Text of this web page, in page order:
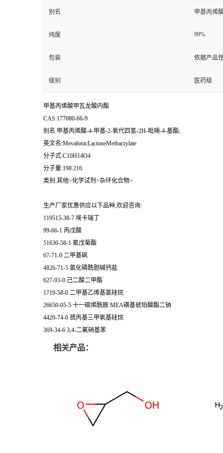
别名 甲基丙烯
纯度 99%
包装 依据产品
级别 医药级
甲基丙烯酸甲瓦龙酸内酯
CAS:177080-66-9
别名:甲基丙烯酸-4-甲基-2-氧代四氢-2H-吡喃-4-基酯;
英文名:MevalonicLactoneMethacrylate
分子式:C10H14O4
分子量:198.216
类别:其他>化学试剂>杂环化合物>
生产厂家优惠供应以下品种,欢迎咨询:
119515-38-7 埃卡瑞丁
99-66-1 丙戊酸
51630-58-1 氰戊菊酯
67-71-0 二甲基砜
4826-71-5 氯化磷酰胆碱钙盐
627-93-0 己二酸二甲酯
1719-58-0 二甲基乙烯基氯硅烷
26650-05-5 十一碳烯酰胺 MEA磺基琥珀酸酯二钠
4420-74-0 巯丙基三甲氧基硅烷
369-34-6 3,4-二氟硝基苯
相关产品：